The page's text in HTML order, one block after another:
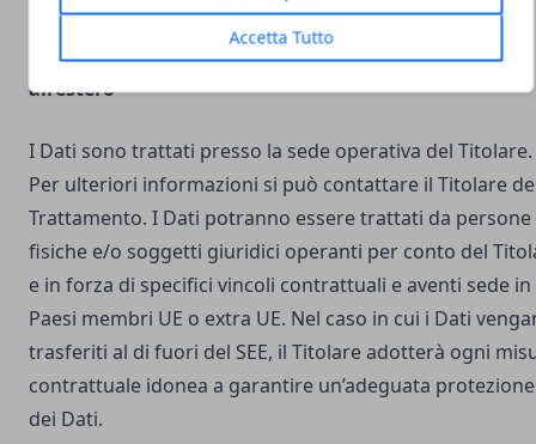
Accetta Tutto
Luogo del Trattamento e trasferimento dei Dati
all’estero
I Dati sono trattati presso la sede operativa del Titolare.
Per ulteriori informazioni si può contattare il Titolare
Trattamento. I Dati potranno essere trattati da persone
fisiche e/o soggetti giuridici operanti per conto del
e in forza di specifici vincoli contrattuali e aventi sede in
Paesi membri UE o extra UE. Nel caso in cui i Dati
trasferiti al di fuori del SEE, il Titolare adotterà ogni
contrattuale idonea a garantire un’adeguata protezione
dei Dati.